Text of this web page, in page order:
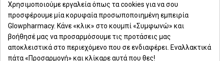
Δευ. - Παρ.: 8:00 - 21:00
Σάββατο: 09:00-15:00
Χρησιμοποιούμε εργαλεία όπως τα cookies για να σου
προσφέρουμε μία κορυφαία προσωποποιημένη εμπειρία
Glowpharmacy. Κάνε «κλικ» στο κουμπί «Συμφωνώ» και
βοήθησέ μας να προσαρμόσουμε τις προτάσεις μας
αποκλειστικά στο περιεχόμενο που σε ενδιαφέρει. Εναλλακτικά
πάτα «Προσαρμογή» και κλίκαρε αυτά που θες!